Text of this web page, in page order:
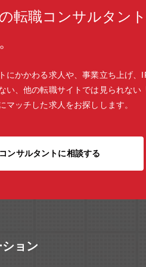
転職コンサルタン
にかかわる求人や、事業立ち上げ、
い、他の転職サイトでは見られない
マッチした求人をお探しします。
ンサルタントに相談する
ョン